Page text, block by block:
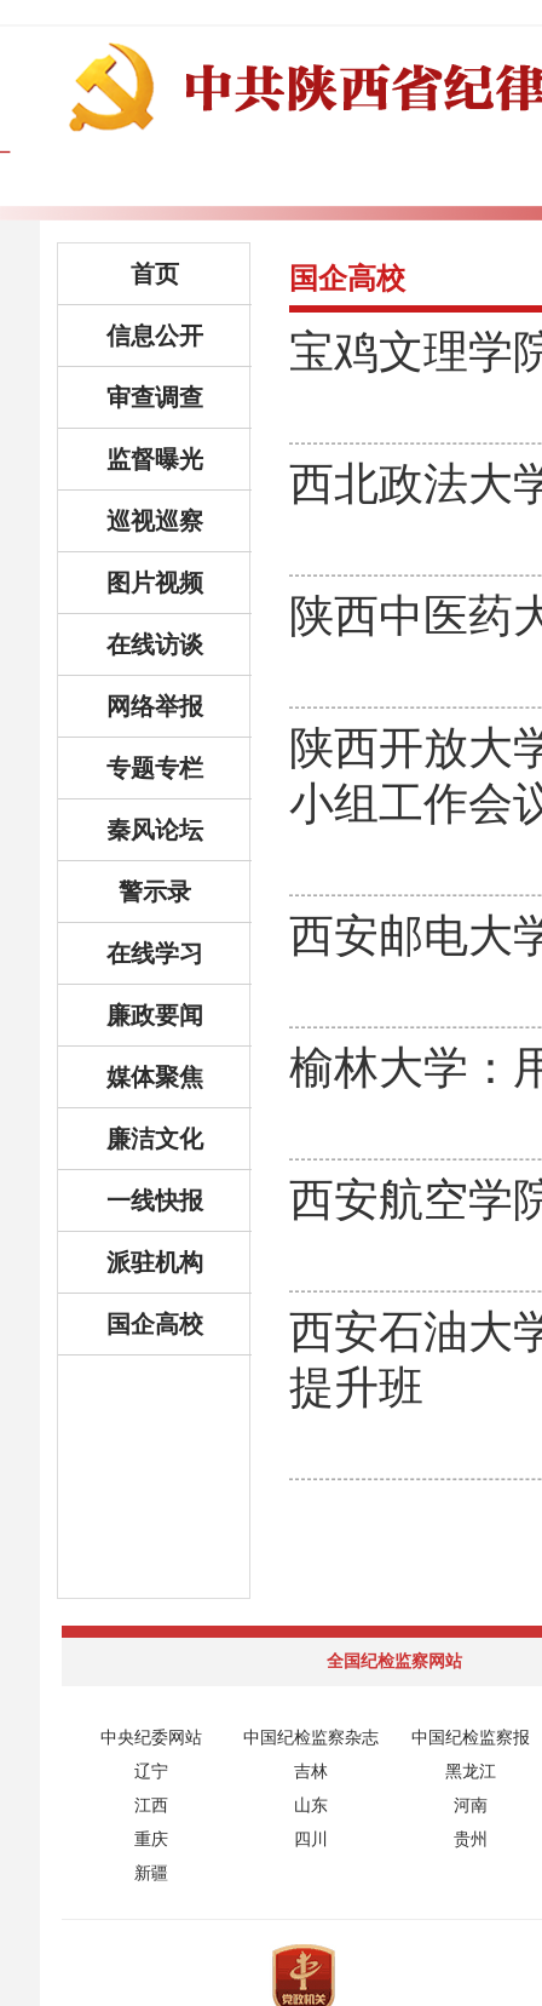
首页
信息公开
审查调查
监督曝光
巡视巡察
图片视频
在线访谈
网络举报
专题专栏
秦风论坛
警示录
在线学习
廉政要闻
媒体聚焦
廉洁文化
一线快报
派驻机构
国企高校
国企高校
宝鸡文理学
西北政法大
陕西中医药
陕西开放大
小组工作会
西安邮电大
榆林大学：
西安航空学
西安石油大
提升班
全国纪检监察网站
中央纪委网站 中国纪检监察杂志
中国纪检监察报
辽宁
吉林
黑龙江
江西
山东
河南
重庆
四川
贵州
新疆